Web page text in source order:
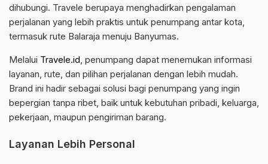
dihubungi. Travele berupaya menghadirkan pengalaman
perjalanan yang lebih praktis untuk penumpang antar kota,
termasuk rute Balaraja menuju Banyumas.
Melalui Travele.id, penumpang dapat menemukan informasi
layanan, rute, dan pilihan perjalanan dengan lebih mudah.
Brand ini hadir sebagai solusi bagi penumpang yang ingin
bepergian tanpa ribet, baik untuk kebutuhan pribadi, keluarga,
pekerjaan, maupun pengiriman barang.
Layanan Lebih Personal